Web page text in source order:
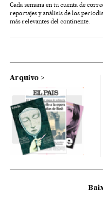
Cada semana en tu cuenta de
reportajes y análisis de los
más relevantes del continente.
Arquivo